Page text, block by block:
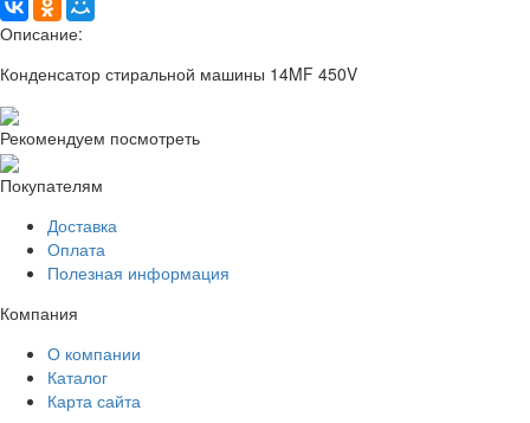
Описание:
Конденсатор стиральной машины 14MF 450V
Рекомендуем посмотреть
Покупателям
Доставка
Оплата
Полезная информация
Компания
О компании
Каталог
Карта сайта